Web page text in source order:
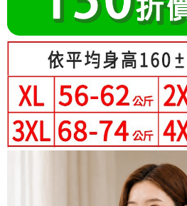
1.本服務係由「台灣大哥大股份有限公司」
用戶於交易時，得透過本服務購買商品或服
買賣價金債權讓與本公司後，依約使用本公
2.基於同意付款使用「大哥付你分期」之契
資料（包含姓名、電話或地址）提供予台灣
由本公司與您本人進行分期帳單所需資料之
3.完整用戶服務條款，請詳閱以下連結：
ATM／網路銀行／等多元方式進行付款，方
※ 請注意：結帳手續完成當下不需立刻繳費
後付繳納相關費用。
※ 交易是否成功請以「AFTEE先享後付 」之
是否繳費成功／繳費後需取消欲退款等相關
客戶支援中心」
https://
【注意事項】
１．透過由恩沛科技股份有限公司提供之「
易，需依本服務之必要範圍內提供個人資料
權轉讓予恩沛科技股份有限公司。
３．未成年的使用者請事先徵得法定代理人
「AFTEE先享後付」，若未經同意申辦者引
付款後全家取貨
每筆NT$80，滿NT$699(含以上)免運費
付款後萊爾富取貨
每筆NT$80，滿NT$699(含以上)免運費
7-11付款取貨
每筆NT$80，滿NT$699(含以上)免運費
付款後7-11取貨
每筆NT$80，滿NT$699(含以上)免運費